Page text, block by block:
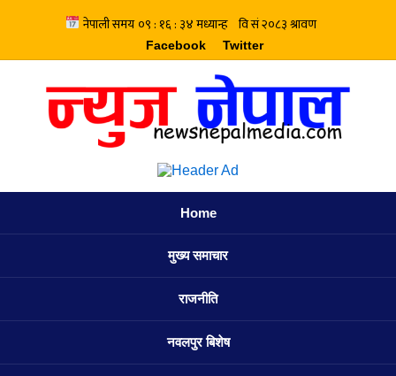
Facebook Twitter
Home
मुख्य समाचार
राजनीति
नवलपुर बिशेष